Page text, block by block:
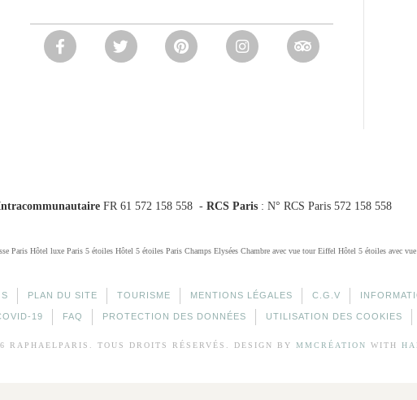
FR 61 572 158 558 - RCS Paris : N° RCS Paris 572 158 558
Paris Hôtel luxe Paris 5 étoiles Hôtel 5 étoiles Paris Champs Elysées Chambre avec vue tour Eiffel Hôtel 5 étoiles avec
PLAN DU SITE TOURISME MENTIONS LÉGALES C.G.V
19 FAQ PROTECTION DES DONNÉES UTILISATION DES COOKIES
RAPHAELPARIS. TOUS DROITS RÉSERVÉS. DESIGN BY MMCRÉATION WITH